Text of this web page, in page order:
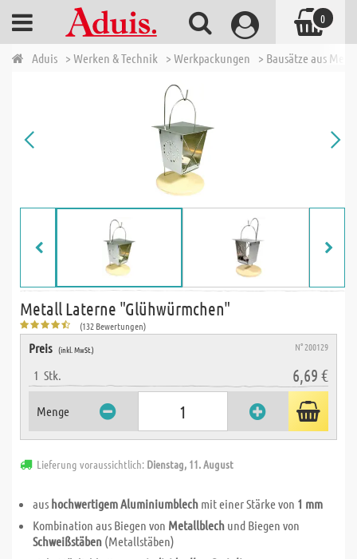
Aduis > Werken & Technik > Werkpackungen > Bausätze aus
Metall Laterne "Glühwürmchen"
(132 Bewertungen)
Preis (inkl. MwSt.) N° 200129
1 Stk. 6,69 €
Menge
Lieferung voraussichtlich: Dienstag, 11. August
aus hochwertigem Aluminiumblech mit einer Stärke von 1 mm
Kombination aus Biegen von Metallblech und Biegen von
Schweißstäben (Metallstäben)
0